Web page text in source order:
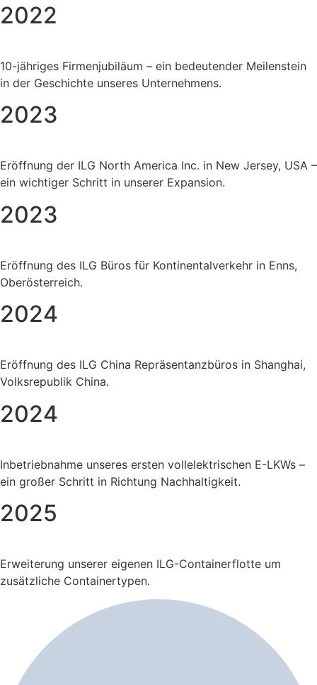
2022
10-jähriges Firmenjubiläum – ein bedeutender Meilenstein
in der Geschichte unseres Unternehmens.
2023
Eröffnung der ILG North America Inc. in New Jersey, USA –
ein wichtiger Schritt in unserer Expansion.
2023
Eröffnung des ILG Büros für Kontinentalverkehr in Enns,
Oberösterreich.
2024
Eröffnung des ILG China Repräsentanzbüros in Shanghai,
Volksrepublik China.
2024
Inbetriebnahme unseres ersten vollelektrischen E-LKWs –
ein großer Schritt in Richtung Nachhaltigkeit.
2025
Erweiterung unserer eigenen ILG-Containerflotte um
zusätzliche Containertypen.